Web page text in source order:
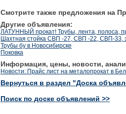
Смотрите также предложения на
Другие объявления:
ЛАТУННЫЙ прокат! Трубы, лента, полоса,
Шахтная стойка СВП -27, СВП -22, СВП-
Трубы бу в Новосибирске
Поковка
Информация, цены, новости,
Новости: Прайс лист на металопрокат в
Вернуться в раздел "Доска
Поиск по доске объявлений >>